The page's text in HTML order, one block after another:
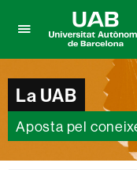
per
desplegar
el
menú
de
Universitat
Autònoma
de
La UAB
Aposta pel